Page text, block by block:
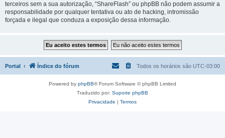
terceiros sem a sua autorização, “ShareFlash” ou phpBB não podem assumir a
responsabilidade por qualquer tentativa ou ato de hacking, intromissão
forçada e ilegal que conduza a exposição dessa informação.
Portal Índice do fórum Todos os horários são UTC-03:00
Powered by phpBB® Forum Software © phpBB Limited
Traduzido por: Suporte phpBB
Privacidade | Termos